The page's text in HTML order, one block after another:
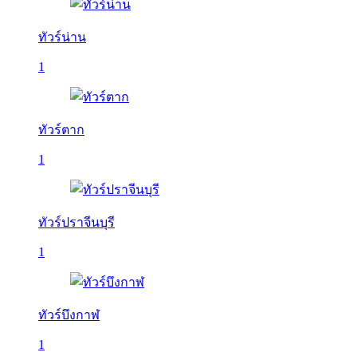
ทัวร์น่าน
1
ทัวร์ตาก
1
ทัวร์ปราจีนบุรี
1
ทัวร์บึงกาฬ
1